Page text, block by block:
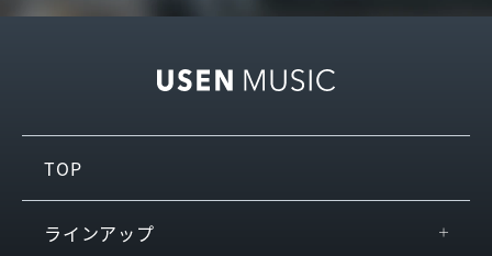
TOP
ラインアップ